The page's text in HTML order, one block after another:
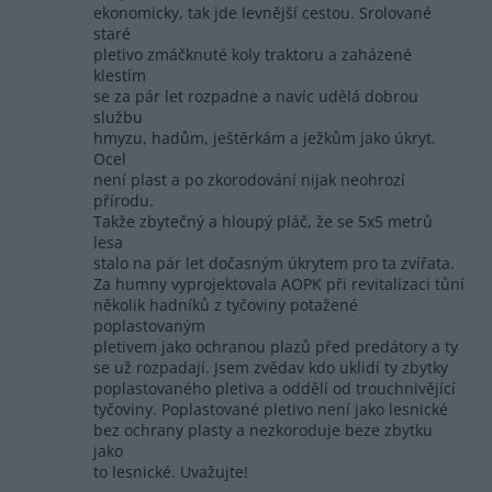
ekonomicky, tak jde levnější cestou. Srolované
staré
pletivo zmáčknuté koly traktoru a zaházené
klestím
se za pár let rozpadne a navíc udělá dobrou
službu
hmyzu, hadům, ještěrkám a ježkům jako úkryt.
Ocel
není plast a po zkorodování nijak neohrozí
přírodu.
Takže zbytečný a hloupý pláč, že se 5x5 metrů
lesa
stalo na pár let dočasným úkrytem pro ta zvířata.
Za humny vyprojektovala AOPK při revitalizaci tůní
několik hadníků z tyčoviny potažené
poplastovaným
pletivem jako ochranou plazů před predátory a ty
se už rozpadají. Jsem zvědav kdo uklidí ty zbytky
poplastovaného pletiva a oddělí od trouchnivějící
tyčoviny. Poplastované pletivo není jako lesnické
bez ochrany plasty a nezkoroduje beze zbytku
jako
to lesnické. Uvažujte!